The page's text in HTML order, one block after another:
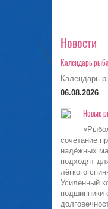
Новости
Календарь
Календарь
06.08.2026
Новые
сочетание
надёжных
подходят
лёгкого
Усиленный
подшипники